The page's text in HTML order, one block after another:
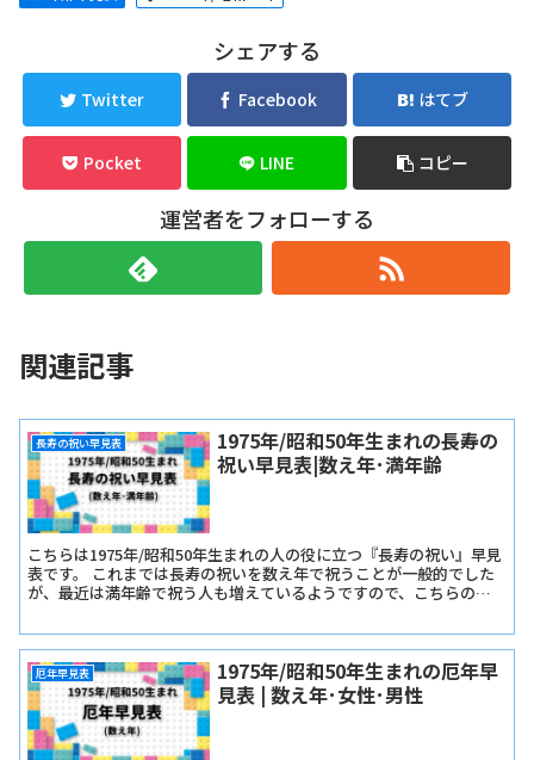
シェアする
Twitter Facebook はてブ
Pocket LINE コピー
運営者をフォローする
関連記事
長寿の祝い早見表
1975年/昭和50年生まれの長寿の
祝い早見表|数え年･満年齢
こちらは1975年/昭和50年生まれの人の役に立つ『長寿の祝い』早見
表です。 これまでは長寿の祝いを数え年で祝うことが一般的でした
が、最近は満年齢で祝う人も増えているようですので、こちらの早
年齢版』をご用意しました。
厄年早見表
1975年/昭和50年生まれの厄年早
見表 | 数え年･女性･男性